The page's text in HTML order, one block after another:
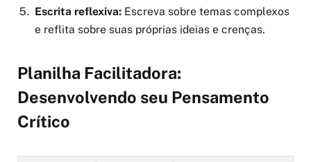
Escrita reflexiva: Escreva sobre temas complexos
e reflita sobre suas próprias ideias e crenças.
Planilha Facilitadora:
Desenvolvendo seu Pensamento
Crítico